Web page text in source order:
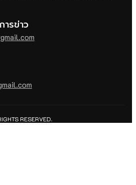
รข่าว
RESERVED.